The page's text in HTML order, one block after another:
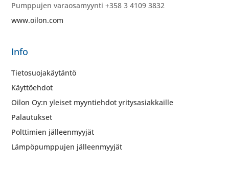
Pumppujen varaosamyynti +358 3 4109 3832
www.oilon.com
Info
Tietosuojakäytäntö
Käyttöehdot
Oilon Oy:n yleiset myyntiehdot yritysasiakkaille
Palautukset
Polttimien jälleenmyyjät
Lämpöpumppujen jälleenmyyjät